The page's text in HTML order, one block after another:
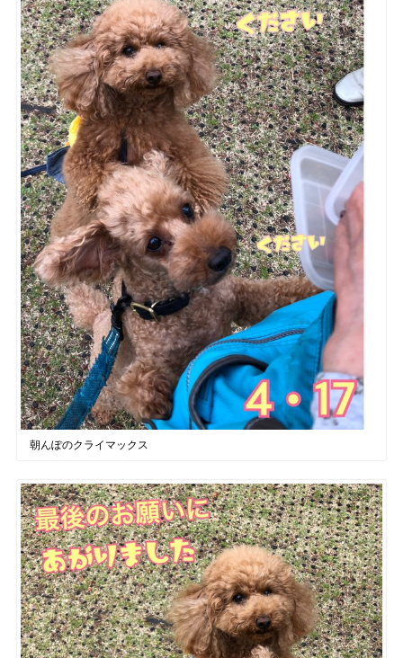
朝んぽのクライマックス